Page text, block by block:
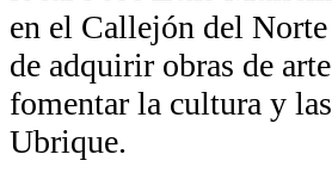
en el Callejón del
de adquirir obras de
fomentar la cultura y
Ubrique.